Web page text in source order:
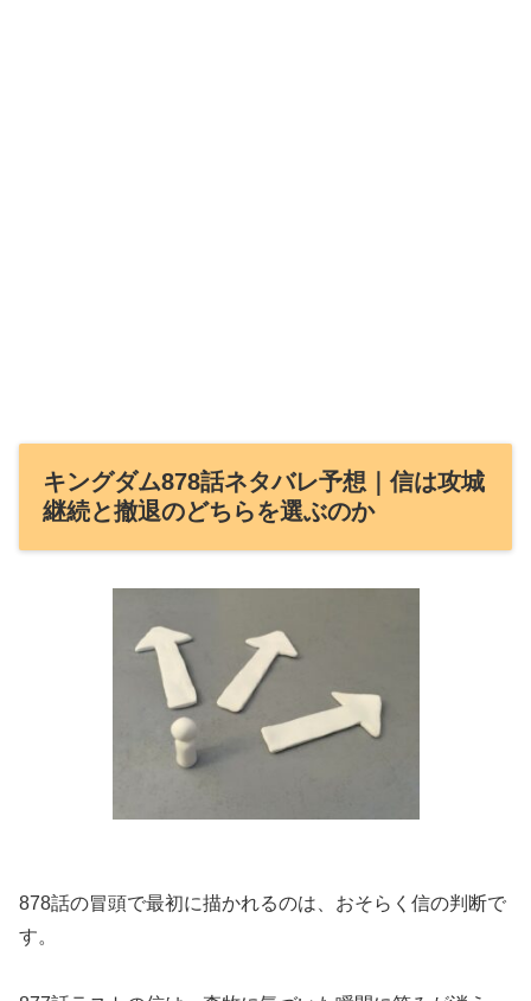
キングダム878話ネタバレ予想｜信は攻城
継続と撤退のどちらを選ぶのか
878話の冒頭で最初に描かれるのは、おそらく信の判断で
す。